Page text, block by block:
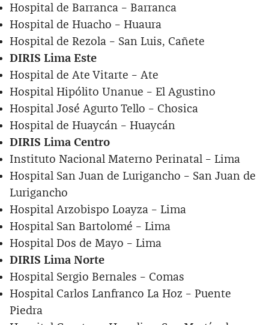
Hospital de Barranca – Barranca
Hospital de Huacho – Huaura
Hospital de Rezola – San Luis, Cañete
DIRIS Lima Este
Hospital de Ate Vitarte – Ate
Hospital Hipólito Unanue – El Agustino
Hospital José Agurto Tello – Chosica
Hospital de Huaycán – Huaycán
DIRIS Lima Centro
Instituto Nacional Materno Perinatal – Lima
Hospital San Juan de Lurigancho – San Juan de
Lurigancho
Hospital Arzobispo Loayza – Lima
Hospital San Bartolomé – Lima
Hospital Dos de Mayo – Lima
DIRIS Lima Norte
Hospital Sergio Bernales – Comas
Hospital Carlos Lanfranco La Hoz – Puente
Piedra